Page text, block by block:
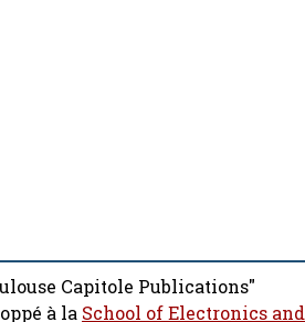
Capitole Publications"
à la School of Electronics